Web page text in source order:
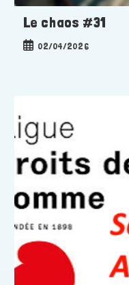
Le chaos #31
Publication
02/04/2026